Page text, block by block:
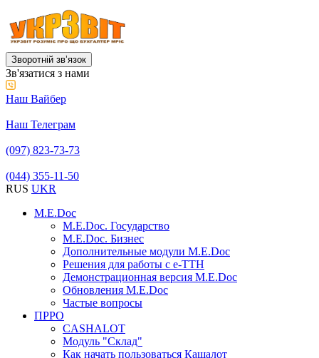
Зворотній звʼязок
Зв'язатися з нами
Наш Вайбер
Наш Телеграм
(097) 823-73-73
(044) 355-11-50
RUS UKR
M.E.Doc
M.E.Doc. Государство
M.E.Doc. Бизнес
Дополнительные модули M.E.Doc
Решения для работы с е-ТТН
Демонстрационная версия M.E.Doc
Обновления M.E.Doc
Частые вопросы
ПРРО
CASHALOT
Модуль "Склад"
Как начать пользоваться Кашалот